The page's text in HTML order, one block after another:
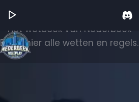
Het wetboek van Nederbeek
Bekijk hier alle wetten en regels.